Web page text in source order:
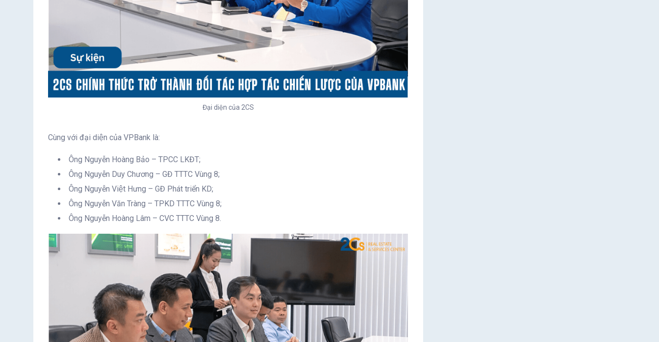
Đại diện của 2CS
Cùng với đại diện của VPBank là:
Ông Nguyễn Hoàng Bảo – TPCC LKĐT;
Ông Nguyễn Duy Chương – GĐ TTTC Vùng 8;
Ông Nguyễn Việt Hưng – GĐ Phát triển KD;
Ông Nguyễn Văn Tràng – TPKD TTTC Vùng 8;
Ông Nguyễn Hoàng Lâm – CVC TTTC Vùng 8.